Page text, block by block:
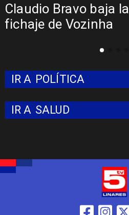
Claudio Bravo baja
fichaje de Vozinha
IR A POLÍTICA
IR A SALUD